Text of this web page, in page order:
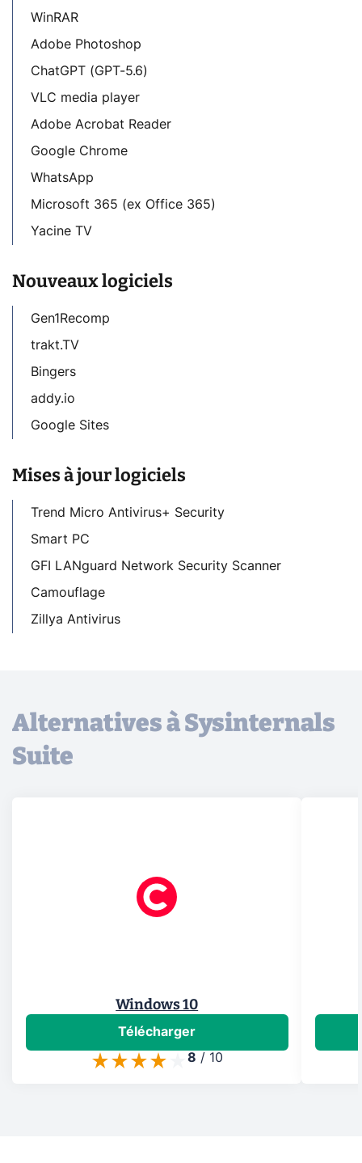
WinRAR
Adobe Photoshop
ChatGPT (GPT-5.6)
VLC media player
Adobe Acrobat Reader
Google Chrome
WhatsApp
Microsoft 365 (ex Office 365)
Yacine TV
Nouveaux logiciels
Gen1Recomp
trakt.TV
Bingers
addy.io
Google Sites
Mises à jour logiciels
Trend Micro Antivirus+ Security
Smart PC
GFI LANguard Network Security Scanner
Camouflage
Zillya Antivirus
Alternatives à Sysinternals
Suite
Windows 10
Télécharger
8 / 10